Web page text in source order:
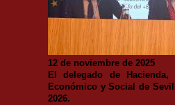
12 de noviembre de 2025
El delegado de
Económico y Social de
2026.